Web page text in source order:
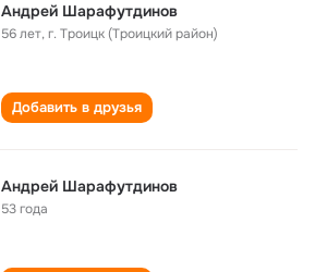
Андрей Шарафутдинов
56 лет,г. Троицк (Троицкий район)
Добавить в друзья
Андрей Шарафутдинов
53 года